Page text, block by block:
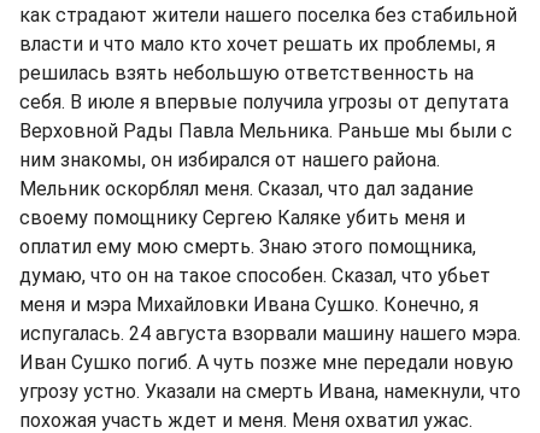
как страдают жители нашего поселка без стабильной
власти и что мало кто хочет решать их проблемы, я
решилась взять небольшую ответственность на
себя. В июле я впервые получила угрозы от депутата
Верховной Рады Павла Мельника. Раньше мы были с
ним знакомы, он избирался от нашего района.
Мельник оскорблял меня. Сказал, что дал задание
своему помощнику Сергею Каляке убить меня и
оплатил ему мою смерть. Знаю этого помощника,
думаю, что он на такое способен. Сказал, что убьет
меня и мэра Михайловки Ивана Сушко. Конечно, я
испугалась. 24 августа взорвали машину нашего мэра.
Иван Сушко погиб. А чуть позже мне передали новую
угрозу устно. Указали на смерть Ивана, намекнули, что
похожая участь ждет и меня. Меня охватил ужас.